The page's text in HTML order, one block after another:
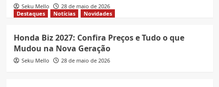
Seku Mello
28 de maio de 2026
Destaques
Notícias Novidades
Honda Biz 2027: Confira Preços e Tudo o que
Mudou na Nova Geração
Seku Mello 28 de maio de 2026